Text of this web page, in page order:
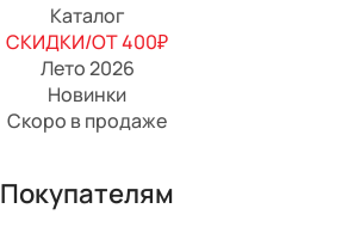
Каталог
СКИДКИ/ОТ 400₽
Лето 2026
Новинки
Скоро в продаже
Покупателям